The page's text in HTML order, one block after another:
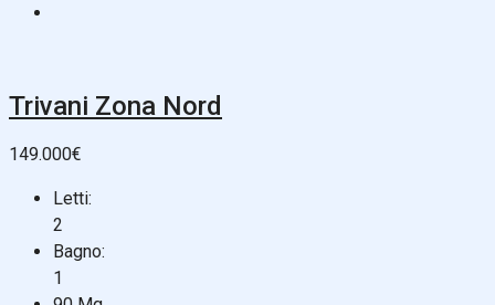
Trivani Zona Nord
149.000€
Letti:
2
Bagno:
1